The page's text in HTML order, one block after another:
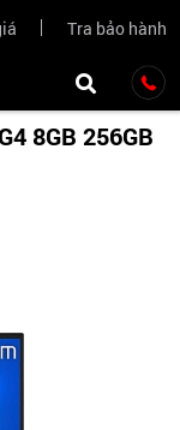
Tra bảo hành
8GB 256GB